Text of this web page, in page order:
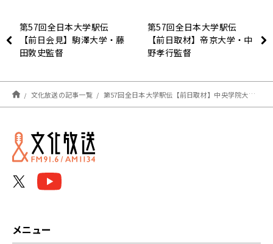
第57回全日本大学駅伝
【前日会見】駒澤大学・藤
田敦史監督
第57回全日本大学駅伝
【前日取材】帝京大学・中
野孝行監督
文化放送の記事一覧 第57回全日本大学駅伝【前日取材】中央学院大学・川崎勇二監督
メニュー